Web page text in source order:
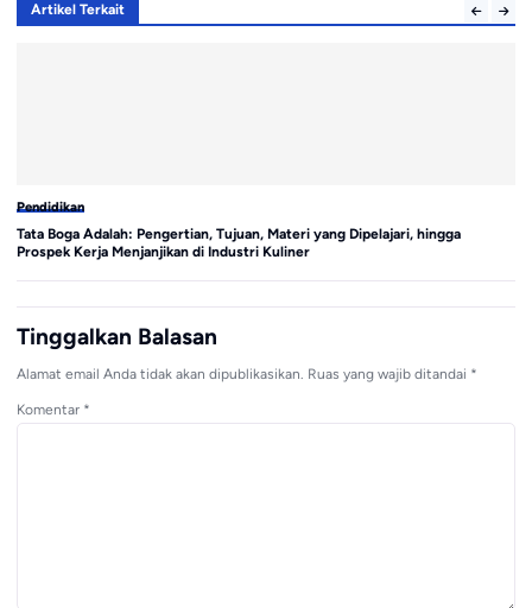
Artikel Terkait
Pendidikan
Tata Boga Adalah: Pengertian, Tujuan, Materi yang Dipelajari, hingga
Prospek Kerja Menjanjikan di Industri Kuliner
Tinggalkan Balasan
Alamat email Anda tidak akan dipublikasikan. Ruas yang wajib ditandai *
Komentar *